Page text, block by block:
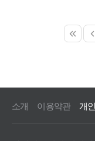
소개 이용약관 개